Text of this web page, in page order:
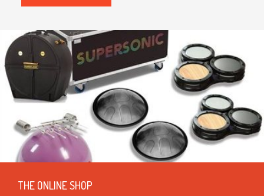
THE ONLINE SHOP